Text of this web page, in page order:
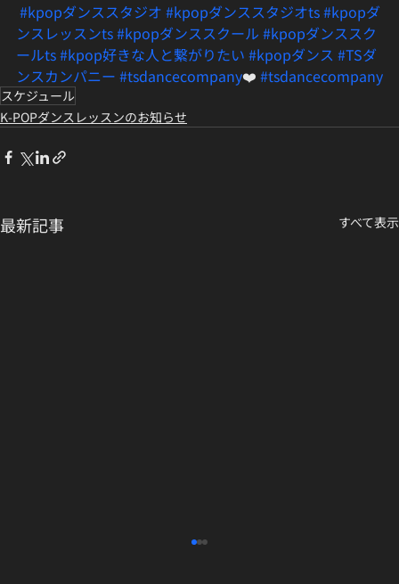
#kpopダンススタジオ #kpopダンススタジオts#kpopダ
ンスレッスンts#kpopダンススクール #kpopダンススク
ールts#kpop好きな人と繋がりたい #kpopダンス #TSダ
ンスカンパニー #tsdancecompany❤️ #tsdancecompany
スケジュール
K-POPダンスレッスンのお知らせ
最新記事 すべて表示